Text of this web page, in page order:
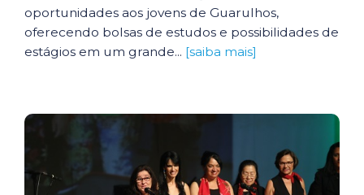
oportunidades aos jovens de Guarulhos,
oferecendo bolsas de estudos e possibilidades de
estágios em um grande... [saiba mais]